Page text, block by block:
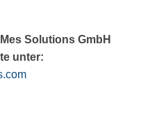
Solutions GmbH
unter: